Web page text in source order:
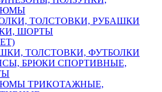
ТОЛСТОВКИ, РУБАШКИ
ШОРТЫ
ТОЛСТОВКИ, ФУТБОЛКИ
БРЮКИ СПОРТИВНЫЕ,
ТРИКОТАЖНЫЕ,